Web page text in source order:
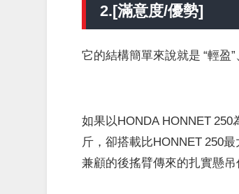
2.[滿意度/優勢]
它的結構簡單來說就是 “輕盈”
如果以HONDA HONNET 250
斤，卻搭載比HONNET 250
兼顧的後搖臂傳來的扎實懸